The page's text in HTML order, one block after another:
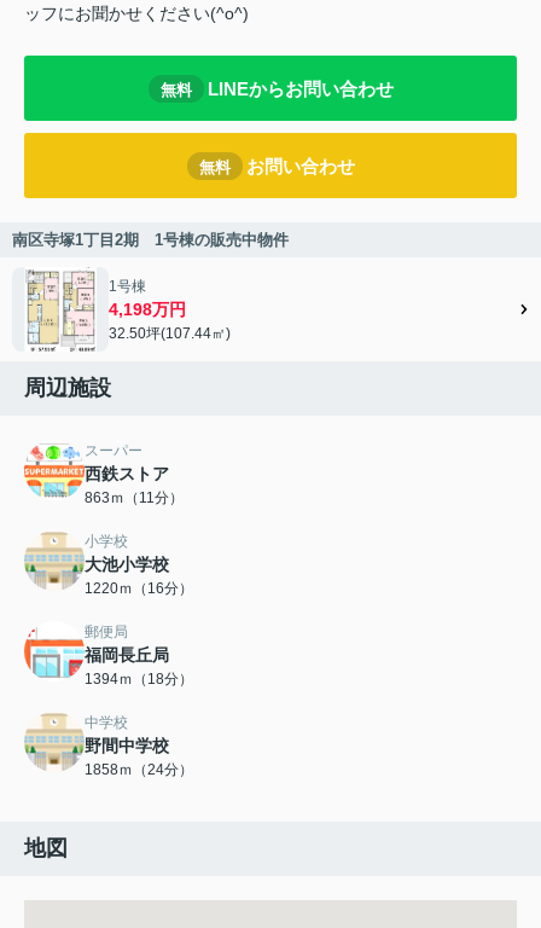
ッフにお聞かせください(^o^)
無料 LINEからお問い合わせ
無料 お問い合わせ
南区寺塚1丁目2期 1号棟の販売中物件
1号棟
4,198万円
32.50坪(107.44㎡)
周辺施設
スーパー
西鉄ストア
863ｍ（11分）
小学校
大池小学校
1220ｍ（16分）
郵便局
福岡長丘局
1394ｍ（18分）
中学校
野間中学校
1858ｍ（24分）
地図